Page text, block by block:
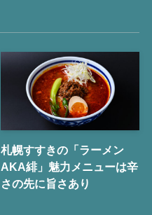
札幌すすきの「ラーメン
AKA緋」魅力メニューは辛
さの先に旨さあり